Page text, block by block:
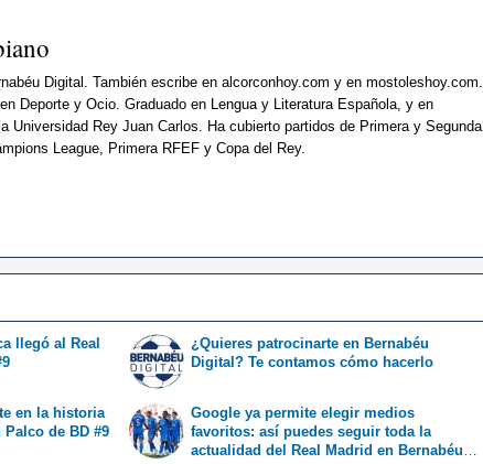
Digital. También escribe en alcorconhoy.com y en mostoleshoy.com.
Deporte y Ocio. Graduado en Lengua y Literatura Española, y en
Universidad Rey Juan Carlos. Ha cubierto partidos de Primera y Segunda
League, Primera RFEF y Copa del Rey.
llegó al Real
en la historia
de BD #9
¿Quieres patrocinarte en Bernabéu
Digital? Te contamos cómo hacerlo
Google ya permite elegir medios
favoritos: así puedes seguir toda la
actualidad del Real Madrid en Bernabéu